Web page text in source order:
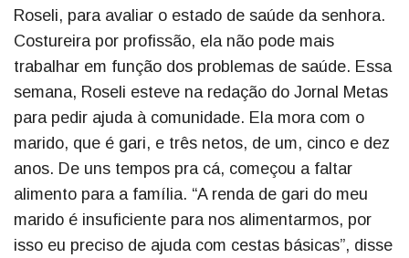
Roseli, para avaliar o estado de saúde da senhora.
Costureira por profissão, ela não pode mais
trabalhar em função dos problemas de saúde. Essa
semana, Roseli esteve na redação do Jornal Metas
para pedir ajuda à comunidade. Ela mora com o
marido, que é gari, e três netos, de um, cinco e dez
anos. De uns tempos pra cá, começou a faltar
alimento para a família. “A renda de gari do meu
marido é insuficiente para nos alimentarmos, por
isso eu preciso de ajuda com cestas básicas”, disse